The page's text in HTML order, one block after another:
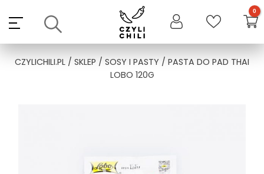
content
CZYLICHILI.PL / SKLEP / SOSY I PASTY / PASTA DO PAD THAI
LOBO 120G